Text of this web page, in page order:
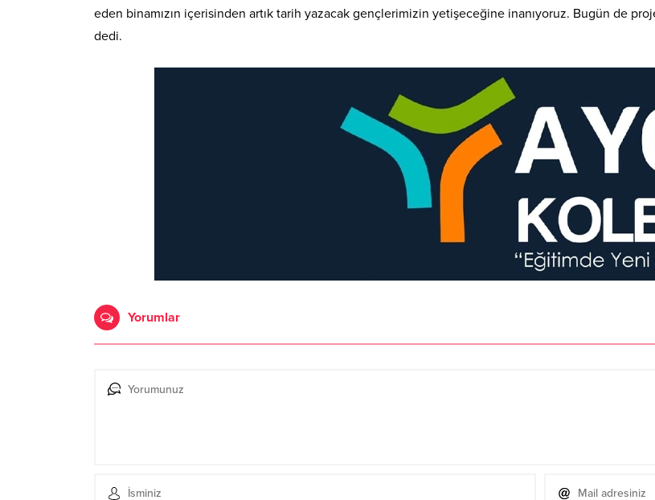
eden binamızın içerisinden artık tarih yazacak gençlerimizin yetişeceğine inanıyoruz. Bugün de
dedi.
Yorumlar